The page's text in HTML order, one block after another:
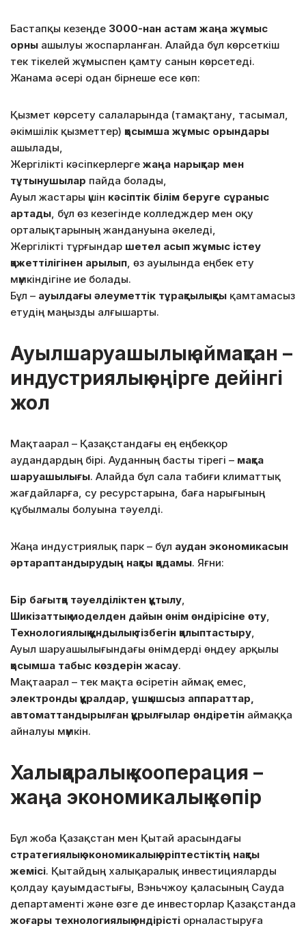
Бастапқы кезеңде 3000-нан астам жаңа жұмыс
орны ашылуы жоспарланған. Алайда бұл көрсеткіш
тек тікелей жұмыспен қамту санын көрсетеді.
Жанама әсері одан бірнеше есе көп:
Қызмет көрсету салаларында (тамақтану, тасымал,
әкімшілік қызметтер) қосымша жұмыс орындары
ашылады,
Жергілікті кәсіпкерлерге жаңа нарықтар мен
тұтынушылар пайда болады,
Ауыл жастары үшін кәсіптік білім беруге сұраныс
артады , бұл өз кезегінде колледждер мен оқу
орталықтарының жандануына әкеледі,
Жергілікті тұрғындар шетел асып жұмыс істеу
қажеттілігінен арылып , өз ауылында еңбек ету
мүмкіндігіне ие болады.
Бұл – ауылдағы әлеуметтік тұрақтылықты қамтамасыз
етудің маңызды алғышарты.
Ауылшаруашылық аймақтан –
индустриялық өңірге дейінгі
жол
Мақтаарал – Қазақстандағы ең еңбекқор
аудандардың бірі. Ауданның басты тірегі – мақта
шаруашылығы. Алайда бұл сала табиғи климаттық
жағдайларға, су ресурстарына, баға нарығының
құбылмалы болуына тәуелді.
Жаңа индустриялық парк – бұл аудан экономикасын
әртараптандырудың нақты қадамы. Яғни:
Бір бағытқа тәуелділіктен құтылу
Шикізаттық моделден дайын өнім өндірісіне өту
Технологиялық құндылық тізбегін қалыптастыру
Ауыл шаруашылығындағы өнімдерді өңдеу арқылы
қосымша табыс көздерін жасау.
Мақтаарал – тек мақта өсіретін аймақ емес,
электронды құралдар, ұшқышсыз аппараттар,
автоматтандырылған құрылғылар өндіретін аймаққа
айналуы мүмкін.
Халықаралық кооперация –
жаңа экономикалық көпір
Бұл жоба Қазақстан мен Қытай арасындағы
стратегиялық экономикалық әріптестіктің нақты
жемісі. Қытайдың халықаралық инвестицияларды
қолдау қауымдастығы, Вэньчжоу қаласының Сауда
департаменті және өзге де инвесторлар Қазақстанда
жоғары технологиялық өндірісті орналастыруға